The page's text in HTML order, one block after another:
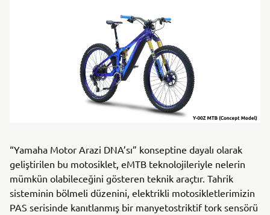
“Yamaha Motor Arazi DNA’sı” konseptine dayalı olarak
geliştirilen bu motosiklet, eMTB teknolojileriyle nelerin
mümkün olabileceğini gösteren teknik araçtır. Tahrik
sisteminin bölmeli düzenini, elektrikli motosikletlerimizin
PAS serisinde kanıtlanmış bir manyetostriktif tork sensörü